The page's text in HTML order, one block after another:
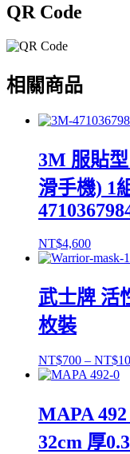
QR Code
相關商品
3M 服貼
滑手機) 1
NT$4,600
武士牌 活
枚裝
NT$700 – NT$
MAPA
32cm 厚